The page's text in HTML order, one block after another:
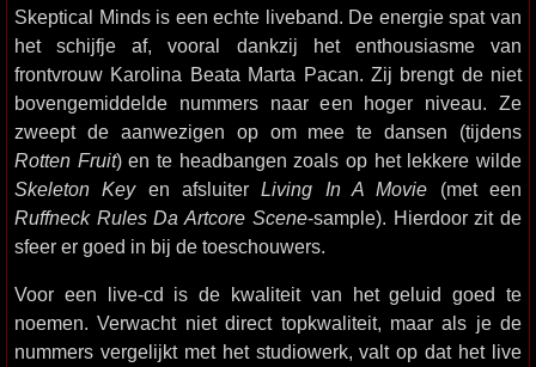
Skeptical Minds is een echte liveband. De energie spat van
het schijfje af, vooral dankzij het enthousiasme van
frontvrouw Karolina Beata Marta Pacan. Zij brengt de niet
bovengemiddelde nummers naar een hoger niveau. Ze
zweept de aanwezigen op om mee te dansen (tijdens
Rotten Fruit) en te headbangen zoals op het lekkere wilde
Skeleton Keyen afsluiterLiving In A Movie (met een
Ruffneck Rules Da Artcore Scene-sample). Hierdoor zit de
sfeer er goed in bij de toeschouwers.
Voor een live-cd is de kwaliteit van het geluid goed te
noemen. Verwacht niet direct topkwaliteit, maar als je de
nummers vergelijkt met het studiowerk, valt op dat het live